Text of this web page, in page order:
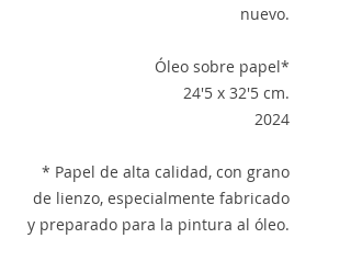
nuevo.
Óleo sobre papel*
24'5 x 32'5 cm.
2024
* Papel de alta calidad, con grano
de lienzo, especialmente fabricado
y preparado para la pintura al óleo.